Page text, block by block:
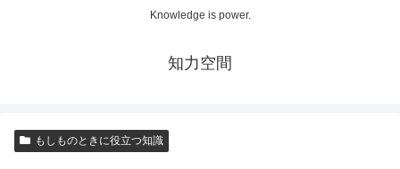
Knowledge is power.
知力空間
もしものときに役立つ知識